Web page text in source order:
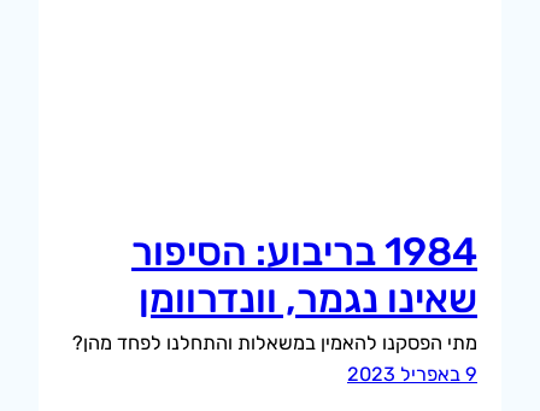
1984 בריבוע: הסיפור
שאינו נגמר, וונדרוומן
מתי הפסקנו להאמין במשאלות והתחלנו לפחד מהן?
9 באפריל 2023